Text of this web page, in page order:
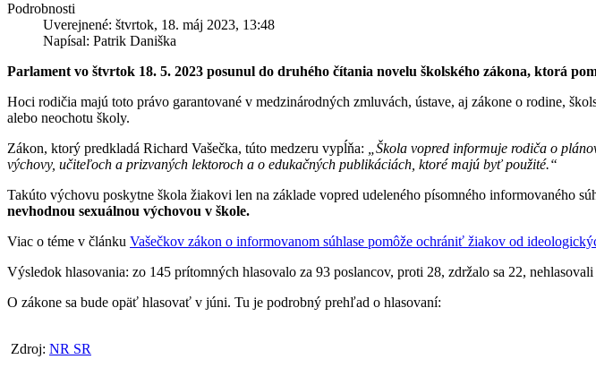
Podrobnosti
Uverejnené: štvrtok, 18. máj 2023, 13:48
Napísal: Patrik Daniška
Parlament vo štvrtok 18. 5. 2023 posunul do druhého čítania novelu školského zákona, ktorá
Hoci rodičia majú toto právo garantované v medzinárodných zmluvách, ústave, aj zákone o rodine,
alebo neochotu školy.
Zákon, ktorý predkladá Richard Vašečka, túto medzeru vypĺňa:
„Škola vopred informuje rodiča o
výchovy, učiteľoch a prizvaných lektoroch a o edukačných publikáciách, ktoré majú byť použité.“
Takúto výchovu poskytne škola žiakovi len na základe vopred udeleného písomného informovaného
nevhodnou sexuálnou výchovou v škole.
Viac o téme v článku Vašečkov zákon o informovanom súhlase pomôže ochrániť žiakov od
Výsledok hlasovania: zo 145 prítomných hlasovalo za 93 poslancov, proti 28, zdržalo sa 22, nehlasovali
O zákone sa bude opäť hlasovať v júni. Tu je podrobný prehľad o hlasovaní:
Zdroj: NR SR